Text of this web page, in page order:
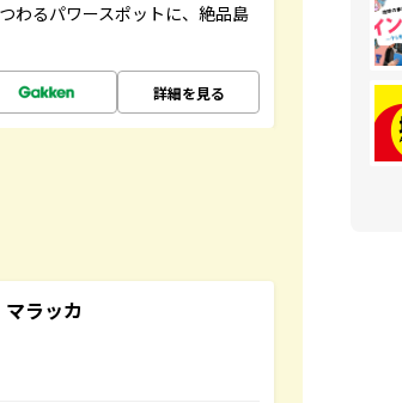
わるパワースポットに、絶品島
詳細を見る
ラッカ